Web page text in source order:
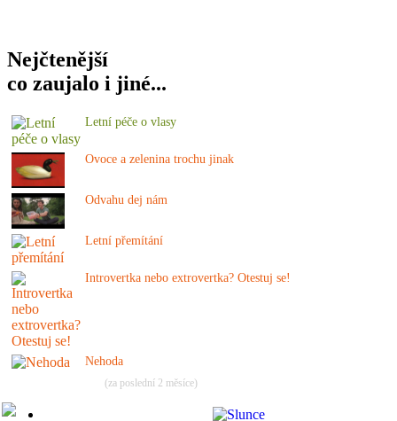
Nejčtenější
co zaujalo i jiné...
Letní péče o vlasy
Ovoce a zelenina trochu jinak
Odvahu dej nám
Letní přemítání
Introvertka nebo extrovertka? Otestuj se!
Nehoda
(za poslední 2 měsíce)